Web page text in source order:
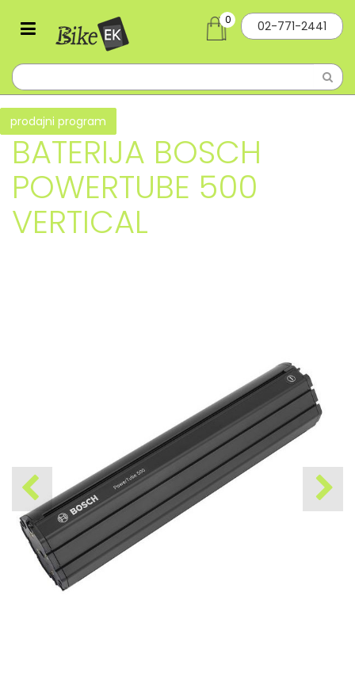
02-771-2441
0
prodajni program
BATERIJA BOSCH
POWERTUBE 500
VERTICAL